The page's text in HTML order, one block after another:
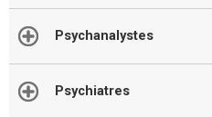
Psychanalystes
Psychiatres